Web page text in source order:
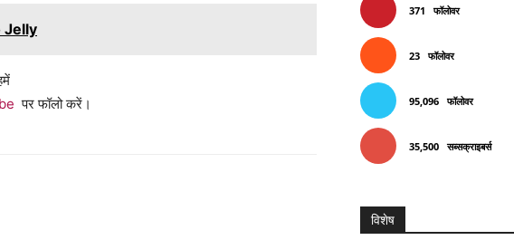
Jelly
पर फॉलो करें।
371 फॉलोवर
23 फॉलोवर
95,096 फॉलोवर
35,500 सब्सक्राइबर्स
विशेष